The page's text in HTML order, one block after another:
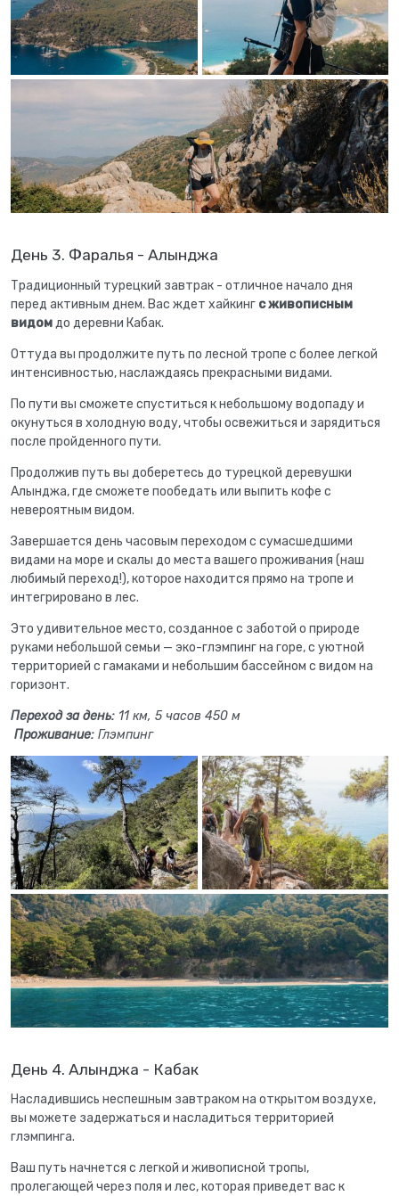
День 3. Фаралья - Алынджа
Традиционный турецкий завтрак - отличное начало дня
перед активным днем. Вас ждет хайкинг с живописным
видомдо деревни Кабак.
Оттуда вы продолжите путь по лесной тропе с более легкой
интенсивностью, наслаждаясь прекрасными видами.
По пути вы сможете спуститься к небольшому водопаду и
окунуться в холодную воду, чтобы освежиться и зарядиться
после пройденного пути.
Продолжив путь вы доберетесь до турецкой деревушки
Алынджа, где сможете пообедать или выпить кофе с
невероятным видом.
Завершается день часовым переходом с сумасшедшими
видами на море и скалы до места вашего проживания (наш
любимый переход!), которое находится прямо на тропе и
интегрировано в лес.
Это удивительное место, созданное с заботой о природе
руками небольшой семьи — эко-глэмпинг на горе, с уютной
территорией с гамаками и небольшим бассейном с видом на
горизонт.
Переход за день: 11 км, 5 часов 450 м
Проживание: Глэмпинг
День 4. Алынджа - Кабак
Насладившись неспешным завтраком на открытом воздухе,
вы можете задержаться и насладиться территорией
глэмпинга.
Ваш путь начнется с легкой и живописной тропы,
пролегающей через поля и лес, которая приведет вас к